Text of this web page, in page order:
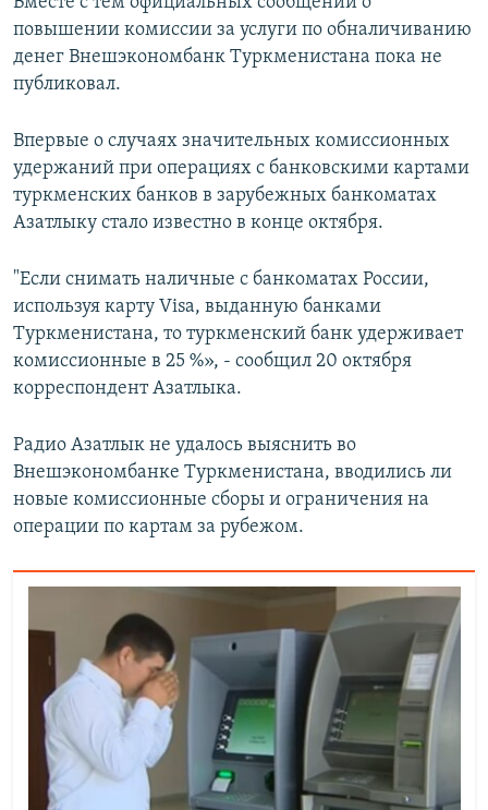
повышении комиссии за услуги по обналичиванию
денег Внешэкономбанк Туркменистана пока не
публиковал.
Впервые о случаях значительных комиссионных
удержаний при операциях с банковскими картами
туркменских банков в зарубежных банкоматах
Азатлыку стало известно в конце октября.
"Если снимать наличные с банкоматах России,
используя карту Visa, выданную банками
Туркменистана, то туркменский банк удерживает
комиссионные в 25 %», - сообщил 20 октября
корреспондент Азатлыка.
Радио Азатлык не удалось выяснить во
Внешэкономбанке Туркменистана, вводились ли
новые комиссионные сборы и ограничения на
операции по картам за рубежом.